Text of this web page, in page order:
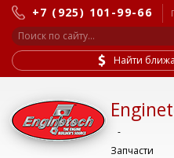
+7 (925) 101-99-66
Найти
-
Запчасти